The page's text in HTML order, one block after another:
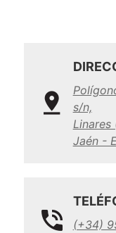
s/n,
Linares
Jaén -
(+34)